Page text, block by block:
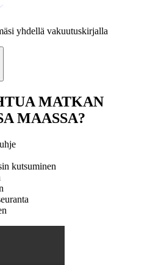
yhdellä vakuutuskirjalla
MATKAN
MAASSA?
kutsuminen